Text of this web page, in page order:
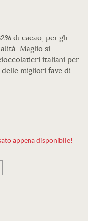
di cacao; per gli
Maglio si
italiani per
migliori fave di
appena disponibile!